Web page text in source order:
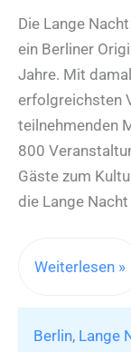
Die Lange
ein Berliner
Jahre. Mit
erfolgreichsten
teilnehmenden
800
Gäste zum
die Lange Nacht
Die
der
Weiterlesen »
Berlin, Lange